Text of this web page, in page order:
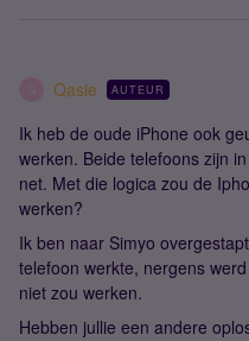
Qasie AUTEUR
Ik heb de oude iPhone ook
werken. Beide telefoons zijn
net. Met die logica zou de
werken?
Ik ben naar Simyo
telefoon werkte, nergens
niet zou werken.
Hebben jullie een andere